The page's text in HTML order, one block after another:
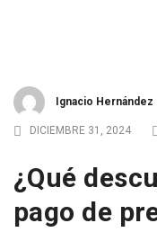
Ignacio Hernández
DICIEMBRE 31, 2024
¿Qué
pago de